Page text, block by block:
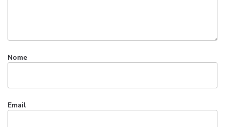
Nome
Email